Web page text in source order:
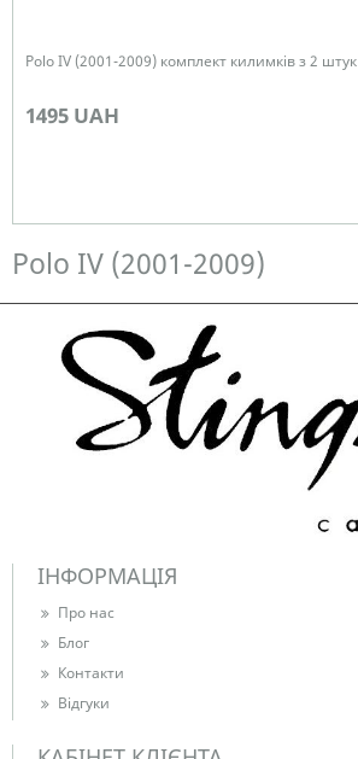
Polo IV (2001-2009) комплект килимків з 2 штук
1495 UAH
Polo IV (2001-2009)
ІНФОРМАЦІЯ
Про нас
Блог
Контакти
Відгуки